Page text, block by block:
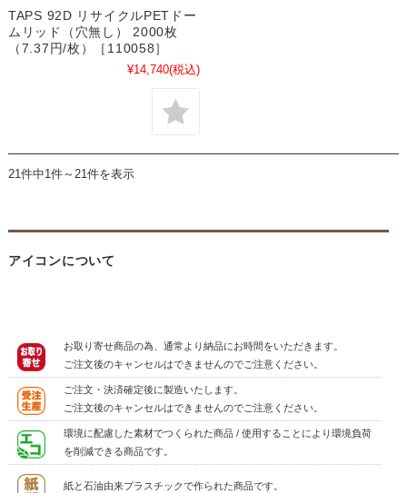
TAPS 92D リサイクルPETドー
ムリッド（穴無し） 2000枚
（7.37円/枚）［110058］
¥14,740(税込)
21件中1件～21件を表示
アイコンについて
お取り寄せ商品の為、通常より納品にお時間をいただきます。
ご注文後のキャンセルはできませんのでご注意ください。
ご注文・決済確定後に製造いたします。
ご注文後のキャンセルはできませんのでご注意ください。
環境に配慮した素材でつくられた商品 / 使用することにより環境負荷
を削減できる商品です。
紙と石油由来プラスチックで作られた商品です。